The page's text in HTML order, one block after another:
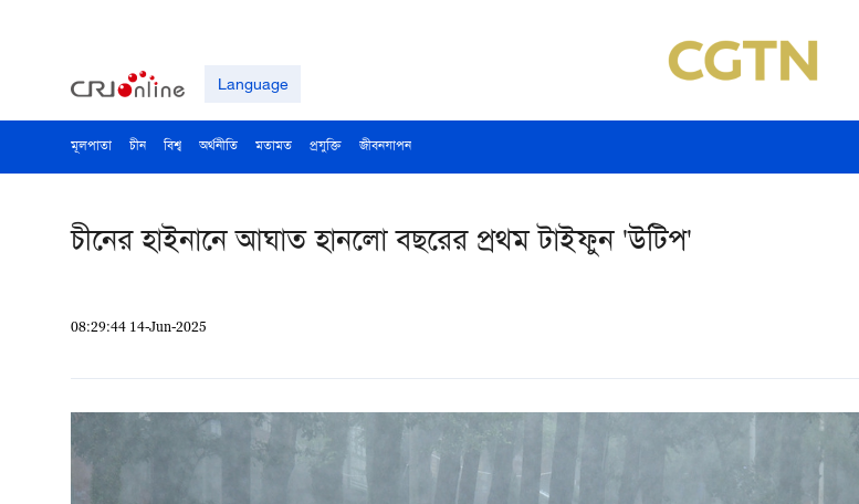
Language
মূলপাতা চীন বিশ্ব অর্থনীতি মতামত প্রযুক্তি জীবনযাপন
চীনের হাইনানে আঘাত হানলো বছরের প্রথম টাইফুন 'উটিপ'
08:29:44 14-Jun-2025